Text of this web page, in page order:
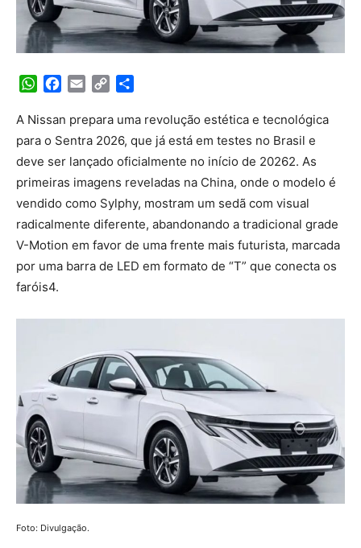
WhatsApp
Facebook
Email Copy
A Nissan prepara uma revolução estética e tecnológica
para o Sentra 2026, que já está em testes no Brasil e
deve ser lançado oficialmente no início de 20262. As
primeiras imagens reveladas na China, onde o modelo é
vendido como Sylphy, mostram um sedã com visual
radicalmente diferente, abandonando a tradicional grade
V-Motion em favor de uma frente mais futurista, marcada
por uma barra de LED em formato de “T” que conecta os
faróis4.
Foto: Divulgação.